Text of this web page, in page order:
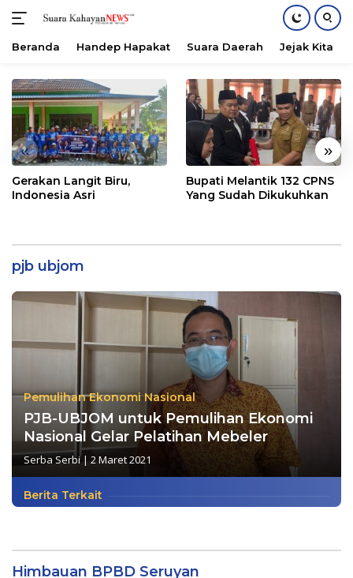
konten
Beranda Handep Hapakat Suara Daerah Jejak Kita
« »
Gerakan Langit Biru,
Indonesia Asri
Bupati Melantik 132 CPNS
Yang Sudah Dikukuhkan
pjb ubjom
Pemulihan Ekonomi Nasional
PJB-UBJOM untuk Pemulihan Ekonomi
Nasional Gelar Pelatihan Mebeler
Serba Serbi| 2 Maret 2021
Berita Terkait
Himbauan BPBD Seruyan